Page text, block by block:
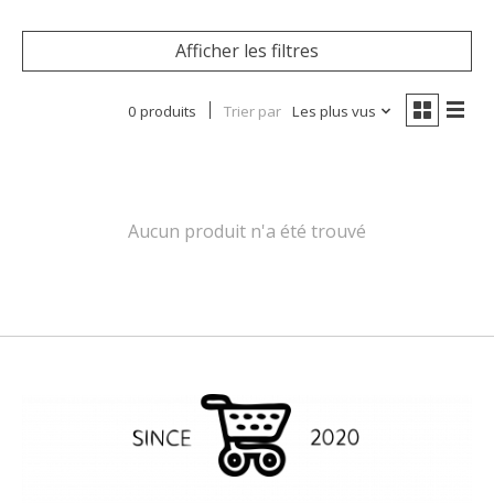
Afficher les filtres
0 produits Trier par Les plus vus
Aucun produit n'a été trouvé